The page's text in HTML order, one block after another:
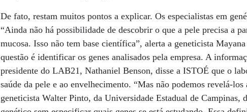
De fato, restam muitos pontos a explicar. Os especialistas em
“Ainda não há possibilidade de descobrir o que a pele precisa a
mucosa. Isso não tem base científica”, alerta a geneticista
questão é identificar os genes analisados pela empresa. A
presidente do LAB21, Nathaniel Benson, disse a ISTOÉ que o
saúde da pele e ao envelhecimento. “Mas não podemos revelá-
geneticista Walter Pinto, da Universidade Estadual de Campinas,